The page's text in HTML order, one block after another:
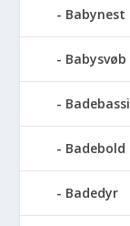
Babynest
Babysvøb
Badebold
Badedyr